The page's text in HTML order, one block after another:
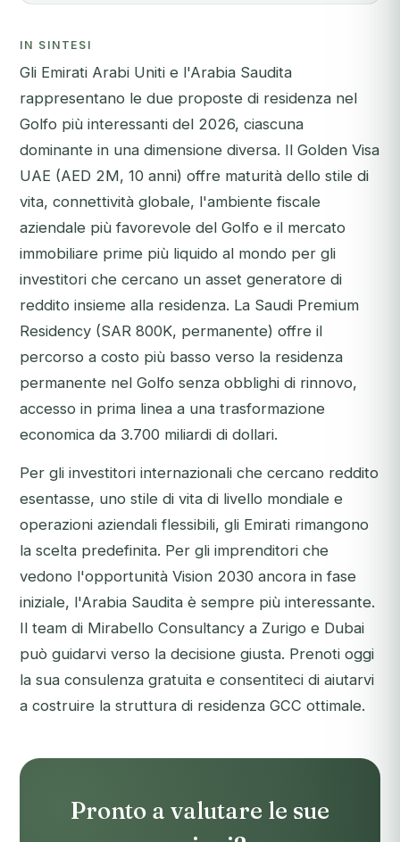
IN SINTESI
Gli Emirati Arabi Uniti e l'Arabia Saudita
rappresentano le due proposte di residenza nel
Golfo più interessanti del 2026, ciascuna
dominante in una dimensione diversa. Il Golden Visa
UAE (AED 2M, 10 anni) offre maturità dello stile di
vita, connettività globale, l'ambiente fiscale
aziendale più favorevole del Golfo e il mercato
immobiliare prime più liquido al mondo per gli
investitori che cercano un asset generatore di
reddito insieme alla residenza. La Saudi Premium
Residency (SAR 800K, permanente) offre il
percorso a costo più basso verso la residenza
permanente nel Golfo senza obblighi di rinnovo,
accesso in prima linea a una trasformazione
economica da 3.700 miliardi di dollari.
Per gli investitori internazionali che cercano reddito
esentasse, uno stile di vita di livello mondiale e
operazioni aziendali flessibili, gli Emirati rimangono
la scelta predefinita. Per gli imprenditori che
vedono l'opportunità Vision 2030 ancora in fase
iniziale, l'Arabia Saudita è sempre più interessante.
Il team di Mirabello Consultancy a Zurigo e Dubai
può guidarvi verso la decisione giusta. Prenoti oggi
la sua consulenza gratuita e consentiteci di aiutarvi
a costruire la struttura di residenza GCC ottimale.
Pronto a valutare le sue